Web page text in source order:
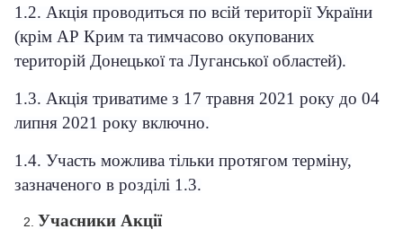
1.2. Акція проводиться по всій території України
(крім АР Крим та тимчасово окупованих
територій Донецької та Луганської областей).
1.3. Акція триватиме з 17 травня 2021 року до 04
липня 2021 року включно.
1.4. Участь можлива тільки протягом терміну,
зазначеного в розділі 1.3.
Учасники Акції